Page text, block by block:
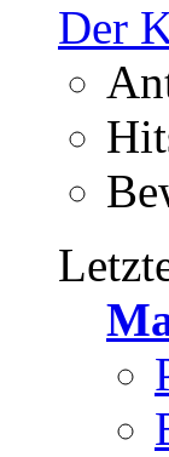
Der